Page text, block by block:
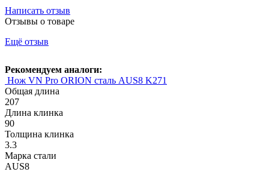
Написать отзыв
Отзывы о товаре
Ещё отзыв
Рекомендуем аналоги:
Нож VN Pro ORION сталь AUS8 K271
Общая длина
207
Длина клинка
90
Толщина клинка
3.3
Марка стали
AUS8